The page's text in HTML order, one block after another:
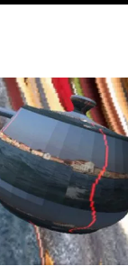
de la revue